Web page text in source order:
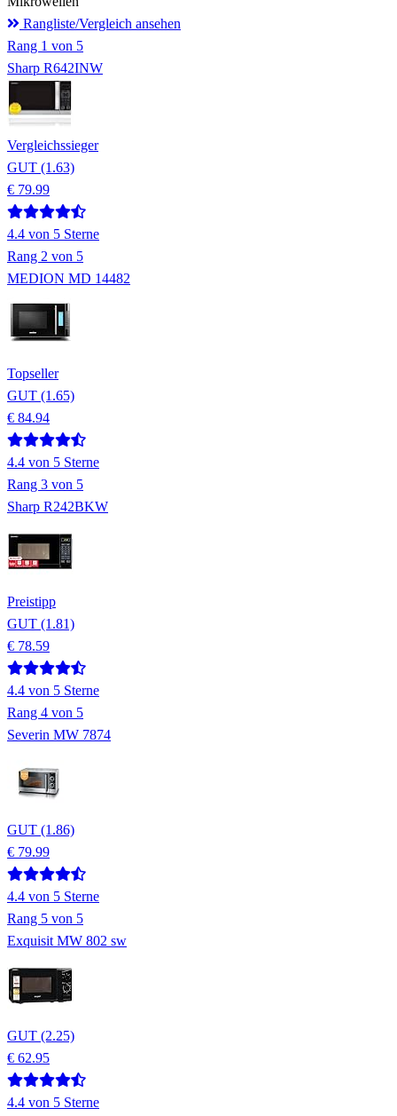
Rangliste/Vergleich ansehen
Rang 1 von 5
Sharp R642INW
Vergleichssieger
GUT (1.63)
€ 79.99
4.4 von 5 Sterne
Rang 2 von 5
MEDION MD 14482
Topseller
GUT (1.65)
€ 84.94
4.4 von 5 Sterne
Rang 3 von 5
Sharp R242BKW
Preistipp
GUT (1.81)
€ 78.59
4.4 von 5 Sterne
Rang 4 von 5
Severin MW 7874
GUT (1.86)
€ 79.99
4.4 von 5 Sterne
Rang 5 von 5
Exquisit MW 802 sw
GUT (2.25)
€ 62.95
4.4 von 5 Sterne